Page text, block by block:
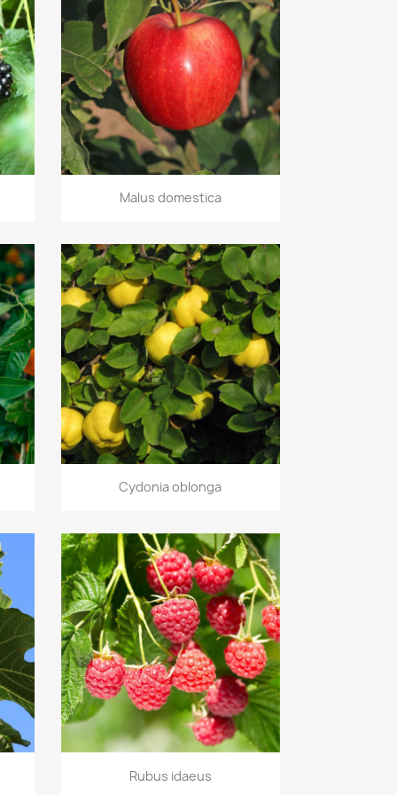
Vista rápida
Malus domestica
Vista rápida
Cydonia oblonga
Vista rápida
Rubus idaeus